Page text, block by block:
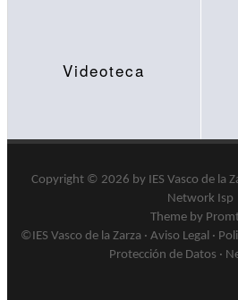
Videoteca
Copyright © 2026 by IES Vasco de la
Network Isp
Theme by
©IES Vasco de la Zarza · Aviso Legal ·
Protección de Datos ·